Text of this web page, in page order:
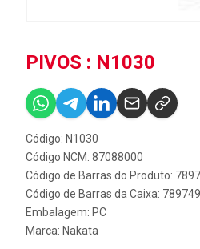
PIVOS : N1030
Código: N1030
Código NCM: 87088000
Código de Barras do Produto:
Código de Barras da Caixa:
Embalagem: PC
Marca: Nakata